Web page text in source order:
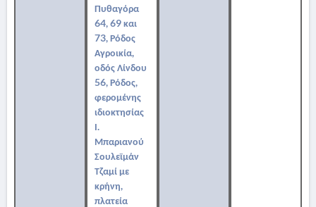
Πυθαγόρα
64, 69 και
73, Ρόδος
Αγροικία,
οδός Λίνδου
56, Ρόδος,
φερομένης
ιδιοκτησίας
Ι.
Μπαριανού
Σουλεϊμάν
Τζαμί με
κρήνη,
πλατεία